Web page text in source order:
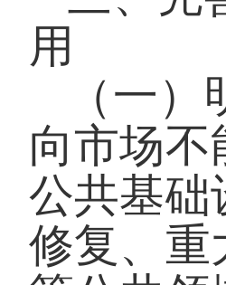
用
（一
向市场
公共基础
修复、重